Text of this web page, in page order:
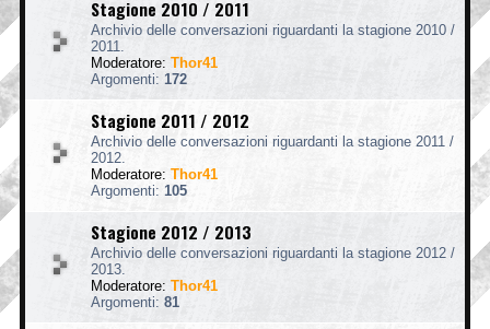
Stagione 2010 / 2011
Archivio delle conversazioni riguardanti la stagione 2010 /
2011.
Moderatore: Thor41
Argomenti: 172
Stagione 2011 / 2012
Archivio delle conversazioni riguardanti la stagione 2011 /
2012.
Moderatore: Thor41
Argomenti: 105
Stagione 2012 / 2013
Archivio delle conversazioni riguardanti la stagione 2012 /
2013.
Moderatore: Thor41
Argomenti: 81